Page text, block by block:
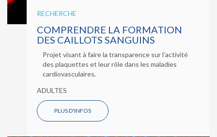
RECHERCHE
COMPRENDRE LA FORMATION
DES CAILLOTS SANGUINS
Projet visant à faire la transparence sur l’activité
des plaquettes et leur rôle dans les maladies
cardiovasculaires.
ADULTES
PLUS D'INFOS